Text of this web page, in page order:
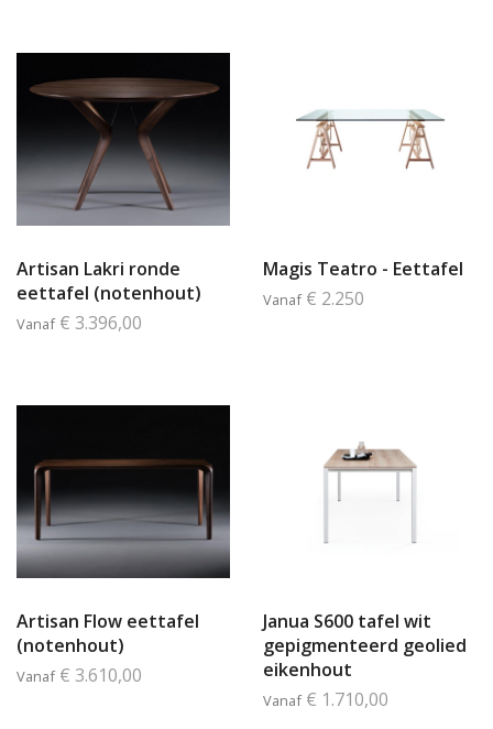
Artisan Lakri ronde
eettafel (notenhout)
Vanaf € 3.396,00
Magis Teatro - Eettafel
Vanaf € 2.250
Artisan Flow eettafel
(notenhout)
Vanaf € 3.610,00
Janua S600 tafel wit
gepigmenteerd geolied
eikenhout
Vanaf € 1.710,00